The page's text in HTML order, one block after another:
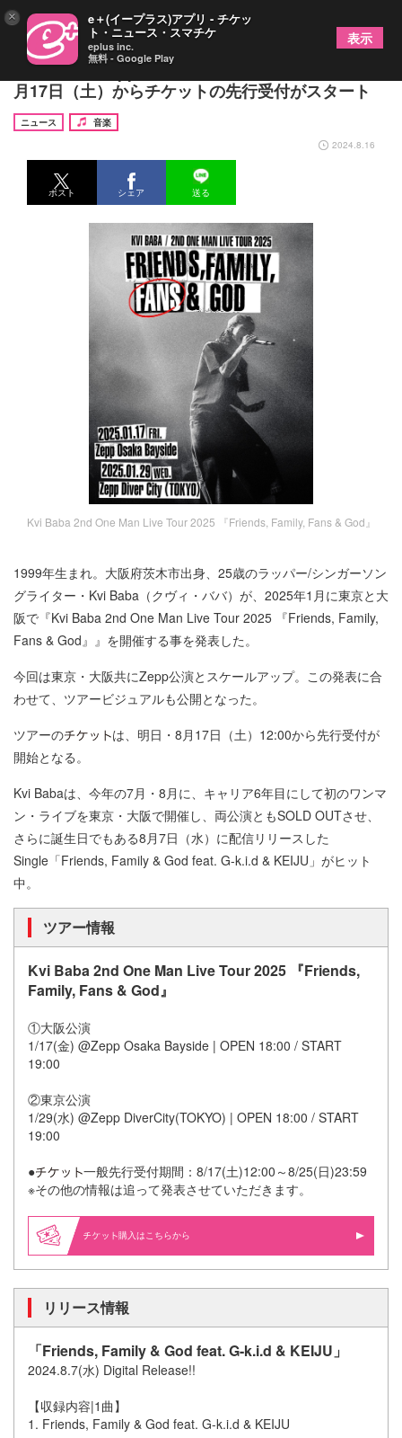
Kvi Baba、Zeppツアーを2025年1月に開催決定 8
月17日（土）からチケットの先行受付がスタート
ニュース
音楽
2024.8.16
ポスト シェア 送る
Kvi Baba 2nd One Man Live Tour 2025 『Friends, Family, Fans & God』
1999年生まれ。大阪府茨木市出身、25歳のラッパー/シンガーソン
グライター・Kvi Baba（クヴィ・ババ）が、2025年1月に東京と大
阪で『Kvi Baba 2nd One Man Live Tour 2025 『Friends, Family,
Fans & God』』を開催する事を発表した。
今回は東京・大阪共にZepp公演とスケールアップ。この発表に合
わせて、ツアービジュアルも公開となった。
ツアーの
は、明日・8月17日（土）12:00から先行受付が
開始となる。
Kvi Babaは、今年の7月・8月に、キャリア6年目にして初のワンマ
ン・ライブを東京・大阪で開催し、両公演ともSOLD OUTさせ、
さらに誕生日でもある8月7日（水）に配信リリースした
Single「Friends, Family & God feat. G-k.i.d & KEIJU」がヒット
中。
ツアー情報
Kvi Baba 2nd One Man Live Tour 2025 『Friends,
Family, Fans & God』
①大阪公演
1/17(金) @Zepp Osaka Bayside | OPEN 18:00 / START
19:00
②東京公演
1/29(水) @Zepp DiverCity(TOKYO) | OPEN 18:00 / START
19:00
●
一般先行受付期間：8/17(土)12:00～8/25(日)23:59
※その他の情報は追って発表させていただきます。
購入はこちらから
リリース情報
「Friends, Family & God feat. G-k.i.d & KEIJU」
2024.8.7(水) Digital Release!!
【収録内容|1曲】
1. Friends, Family & God feat. G-k.i.d & KEIJU
× e＋(イープラス)アプリ - チケッ
ト・ニュース・スマチケ
eplus inc.
無料 - Google Play
表示